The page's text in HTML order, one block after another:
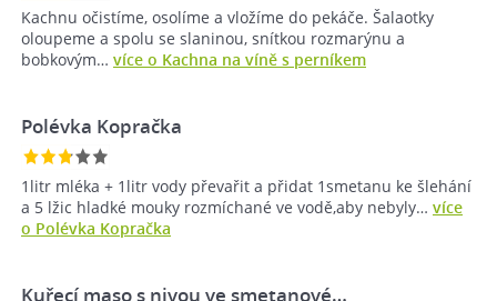
Kachnu očistíme, osolíme a vložíme do pekáče. Šalaotky
oloupeme a spolu se slaninou, snítkou rozmarýnu a
bobkovým… více o Kachna na víně s perníkem
Polévka Kopračka
1litr mléka + 1litr vody převařit a přidat 1smetanu ke šlehání
a 5 lžic hladké mouky rozmíchané ve vodě,aby nebyly… více
o Polévka Kopračka
Kuřecí maso s nivou ve smetanové…